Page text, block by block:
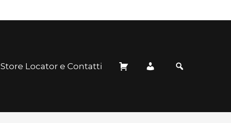
Store Locator e Contatti